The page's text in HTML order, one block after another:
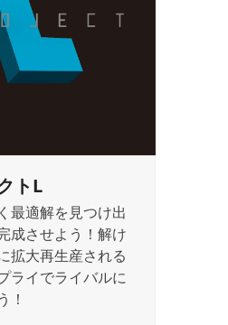
トL
最適解を見つけ出
成させよう！解け
拡大再生産される
ライでライバルに
！